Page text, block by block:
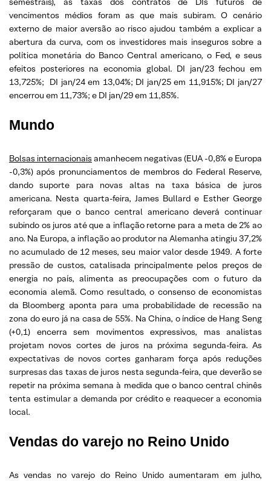
vencimentos médios foram as que mais subiram. O cenário
externo de maior aversão ao risco ajudou também a explicar a
abertura da curva, com os investidores mais inseguros sobre a
política monetária do Banco Central americano, o Fed, e seus
efeitos posteriores na economia global. DI jan/23 fechou em
13,725%; DI jan/24 em 13,04%; DI jan/25 em 11,915%; DI jan/27
encerrou em 11,73%; e DI jan/29 em 11,85%.
Mundo
Bolsas internacionais amanhecem negativas (EUA -0,8% e Europa
-0,3%) após pronunciamentos de membros do Federal Reserve,
dando suporte para novas altas na taxa básica de juros
americana. Nesta quarta-feira, James Bullard e Esther George
reforçaram que o banco central americano deverá continuar
subindo os juros até que a inflação retorne para a meta de 2% ao
ano. Na Europa, a inflação ao produtor na Alemanha atingiu 37,2%
no acumulado de 12 meses, seu maior valor desde 1949. A forte
pressão de custos, catalisada principalmente pelos preços de
energia no país, alimenta as preocupações com o futuro da
economia alemã. Como resultado, o consenso de economistas
da Bloomberg aponta para uma probabilidade de recessão na
zona do euro já na casa de 55%. Na China, o índice de Hang Seng
(+0,1) encerra sem movimentos expressivos, mas analistas
projetam novos cortes de juros na próxima segunda-feira. As
expectativas de novos cortes ganharam força após reduções
surpresas das taxas de juros nesta segunda-feira, que deverão se
repetir na próxima semana à medida que o banco central chinês
tenta estimular a demanda por crédito e reaquecer a economia
local.
Vendas do varejo no Reino Unido
As vendas no varejo do Reino Unido aumentaram em julho,